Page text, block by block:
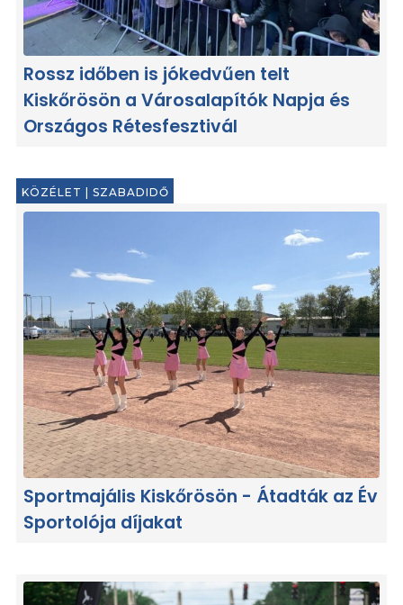
Rossz időben is jókedvűen telt
Kiskőrösön a Városalapítók Napja és
Országos Rétesfesztivál
KÖZÉLET | SZABADIDŐ
Sportmajális Kiskőrösön - Átadták az Év
Sportolója díjakat